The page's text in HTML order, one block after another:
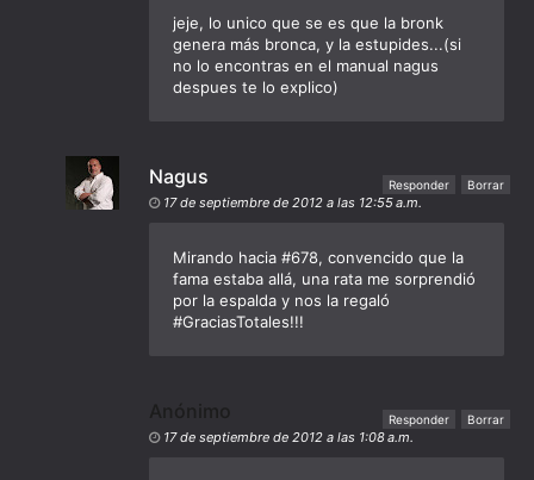
jeje, lo unico que se es que la bronk
genera más bronca, y la estupides...(si
no lo encontras en el manual nagus
despues te lo explico)
Nagus
17 de septiembre de 2012 a las 12:55 a.m.
Mirando hacia #678, convencido que la
fama estaba allá, una rata me sorprendió
por la espalda y nos la regaló
#GraciasTotales!!!
Responder Borrar
Anónimo
17 de septiembre de 2012 a las 1:08 a.m.
Responder Borrar